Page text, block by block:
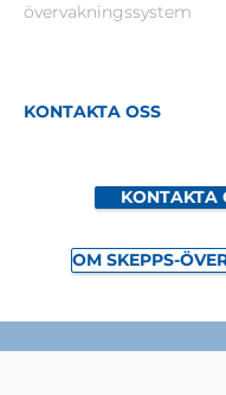
övervakningssystem
KONTAKTA OSS
KONTAKTA
OM SKEPPS-